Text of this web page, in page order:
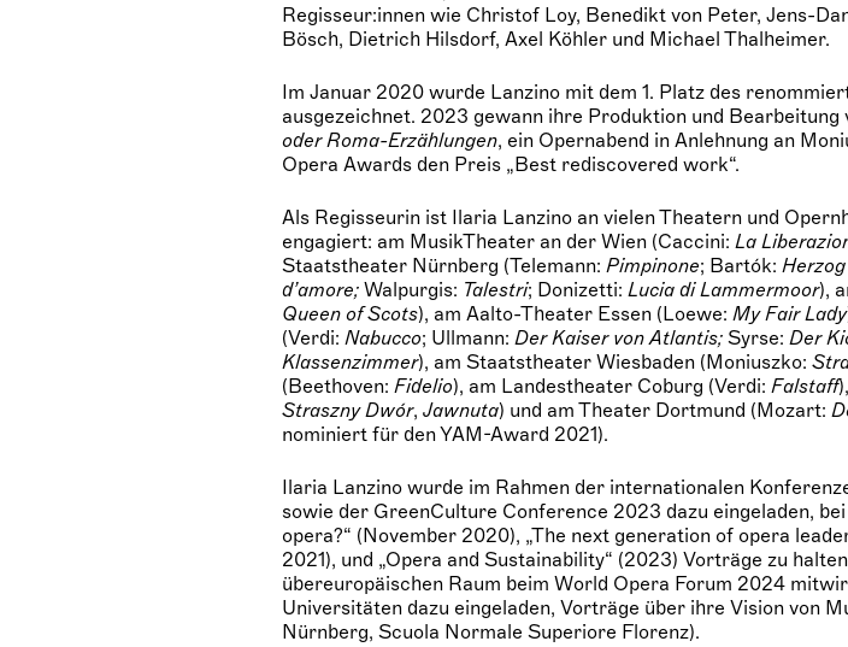
Regisseur:innen wie Christof Loy, Benedikt von Peter, Jens-
Bösch, Dietrich Hilsdorf, Axel Köhler und Michael Thalheimer.
Im Januar 2020 wurde Lanzino mit dem 1. Platz des
ausgezeichnet. 2023 gewann ihre Produktion und
oder Roma-Erzählungen, ein Opernabend in Anlehnung an
Opera Awards den Preis „Best rediscovered work“.
Als Regisseurin ist Ilaria Lanzino an vielen Theatern und
engagiert: am MusikTheater an der Wien (Caccini:La
Staatstheater Nürnberg (Telemann:Pimpinone; Bartók:
d’amore; Walpurgis: Talestri; Donizetti:Lucia di Lammermoor),
Queen of Scots), am Aalto-Theater Essen (Loewe:My Fair Lady
(Verdi:Nabucco; Ullmann:Der Kaiser von Atlantis; Syrse:Der
Klassenzimmer), am Staatstheater Wiesbaden (Moniuszko:
(Beethoven:Fidelio), am Landestheater Coburg (Verdi:Falstaff
Straszny Dwór,Jawnuta) und am Theater Dortmund (Mozart:
nominiert für den YAM-Award 2021).
Ilaria Lanzino wurde im Rahmen der internationalen
sowie der GreenCulture Conference 2023 dazu eingeladen,
opera?“ (November 2020), „The next generation of opera
2021), und „Opera and Sustainability“ (2023) Vorträge zu
übereuropäischen Raum beim World Opera Forum 2024
Universitäten dazu eingeladen, Vorträge über ihre Vision von
Nürnberg, Scuola Normale Superiore Florenz).